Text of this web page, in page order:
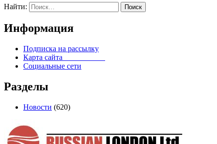
Найти:
Информация
Подписка на рассылку
Карта сайта
Социальные сети
Разделы
Новости (620)